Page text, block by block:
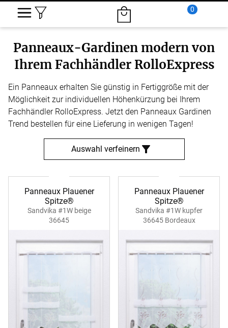
0
Panneaux-Gardinen modern von
Ihrem Fachhändler RolloExpress
Ein Panneaux erhalten Sie günstig in Fertiggröße mit der
Möglichkeit zur individuellen Höhenkürzung bei Ihrem
Fachhändler RolloExpress. Jetzt den Panneaux Gardinen
Trend bestellen für eine Lieferung in wenigen Tagen!
Auswahl verfeinern
Panneaux Plauener
Spitze®
Sandvika #1W beige
36645
Panneaux Plauener
Spitze®
Sandvika #1W kupfer
36645 Bordeaux